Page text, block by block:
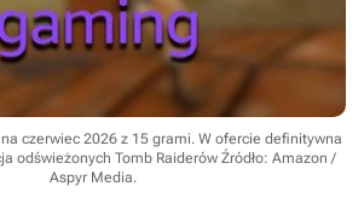
czerwiec 2026 z 15 grami. W ofercie definitywna
odświeżonych Tomb Raiderów Źródło: Amazon /
Aspyr Media.